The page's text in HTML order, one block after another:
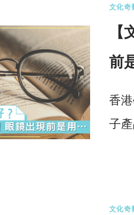
文化奇
前
香
子
文化奇